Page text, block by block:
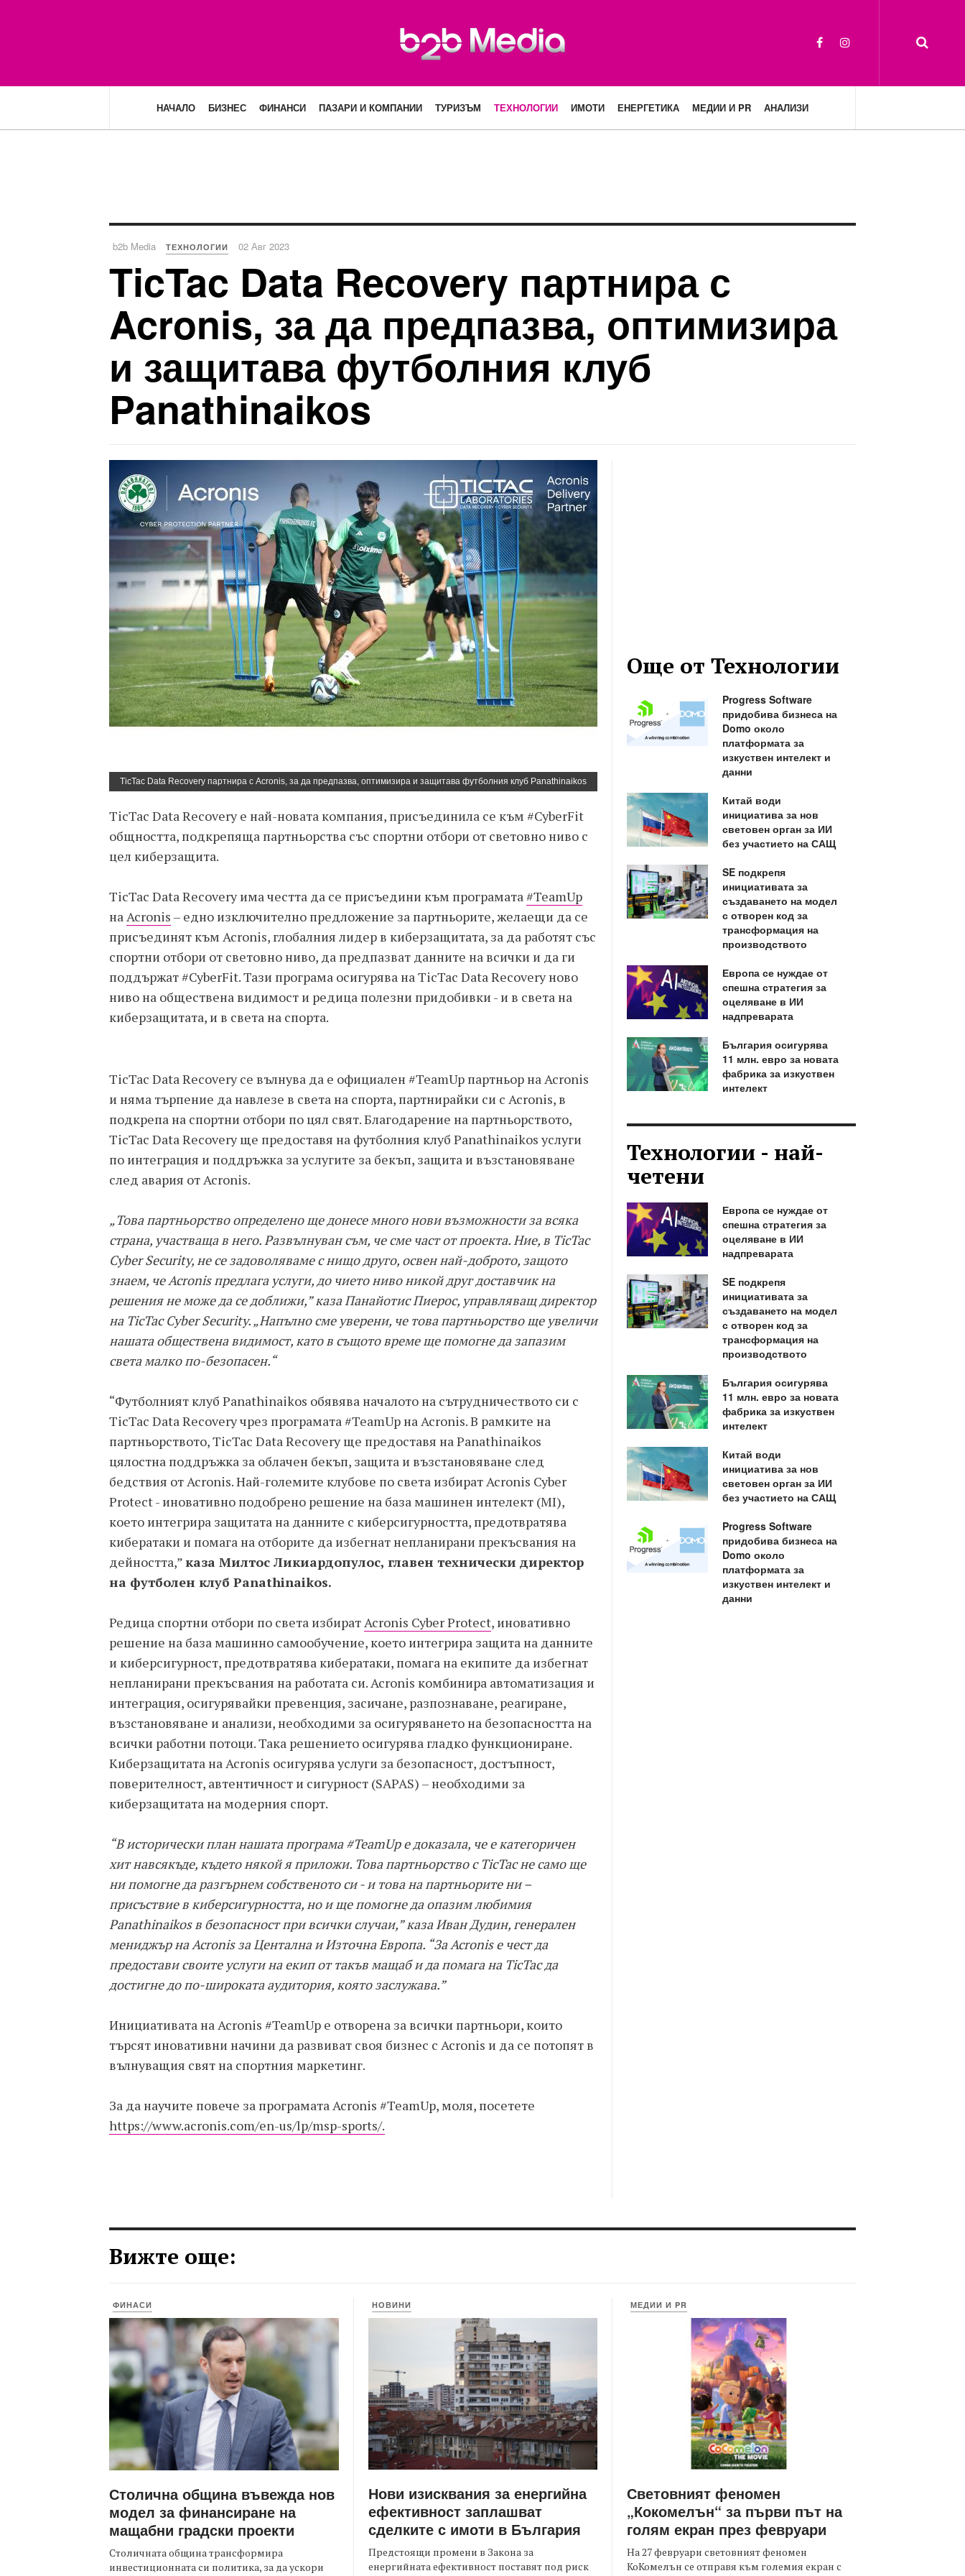
НАЧАЛО БИЗНЕС ФИНАНСИ ПАЗАРИ И КОМПАНИИ ТУРИЗЪМ ТЕХНОЛОГИИ ИМОТИ ЕНЕРГЕТИКА МЕДИИ И PR АНАЛИЗИ
b2b Media ТЕХНОЛОГИИ 02 Авг 2023
TicTac Data Recovery партнира с
Acronis, за да предпазва, оптимизира
и защитава футболния клуб
Panathinaikos
TicTac Data Recovery партнира с Acronis, за да предпазва, оптимизира и защитава футболния клуб Panathinaikos
TicTac Data Recovery е най-новата компания, присъединила се към #CyberFit
общността, подкрепяща партньорства със спортни отбори от световно ниво с
цел киберзащита.
TicTac Data Recovery има честта да се присъедини към програмата#TeamUp
наAcronis – едно изключително предложение за партньорите, желаещи да се
присъединят към Acronis, глобалния лидер в киберзащитата, за да работят със
спортни отбори от световно ниво, да предпазват данните на всички и да ги
поддържат #CyberFit. Тази програма осигурява на TicTac Data Recovery ново
ниво на обществена видимост и редица полезни придобивки - и в света на
киберзащитата, и в света на спорта.
TicTac Data Recovery се вълнува да е официален #TeamUp партньор на Acronis
и няма търпение да навлезе в света на спорта, партнирайки си с Acronis, в
подкрепа на спортни отбори по цял свят. Благодарение на партньорството,
TicTac Data Recovery ще предоставя на футболния клуб Panathinaikos услуги
по интеграция и поддръжка за услугите за бекъп, защита и възстановяване
след авария от Acronis.
„Това партньорство определено ще донесе много нови възможности за всяка
страна, участваща в него. Развълнуван съм, че сме част от проекта. Ние, в TicTac
Cyber Security, не се задоволяваме с нищо друго, освен най-доброто, защото
знаем, че Acronis предлага услуги, до чието ниво никой друг доставчик на
решения не може да се доближи,” каза Панайотис Пиерос, управляващ директор
на TicTac Cyber Security. „Напълно сме уверени, че това партньорство ще увеличи
нашата обществена видимост, като в същото време ще помогне да запазим
света малко по-безопасен.“
“Футболният клуб Panathinaikos обявява началото на сътрудничеството си с
TicTac Data Recovery чрез програмата #TeamUp на Acronis. В рамките на
партньорството, TicTac Data Recovery ще предоставя на Panathinaikos
цялостна поддръжка за облачен бекъп, защита и възстановяване след
бедствия от Acronis. Най-големите клубове по света избират Acronis Cyber
Protect - иновативно подобрено решение на база машинен интелект (MI),
което интегрира защитата на данните с киберсигурността, предотвратява
кибератаки и помага на отборите да избегнат непланирани прекъсвания на
дейността,”каза Милтос Ликиардопулос, главен технически директор
на футболен клуб Panathinaikos.
Редица спортни отбори по света избиратAcronis Cyber Protect, иновативно
решение на база машинно самообучение, което интегрира защита на данните
и киберсигурност, предотвратява кибератаки, помага на екипите да избегнат
непланирани прекъсвания на работата си. Acronis комбинира автоматизация и
интеграция, осигурявайки превенция, засичане, разпознаване, реагиране,
възстановяване и анализи, необходими за осигуряването на безопасността на
всички работни потоци. Така решението осигурява гладко функциониране.
Киберзащитата на Acronis осигурява услуги за безопасност, достъпност,
поверителност, автентичност и сигурност (SAPAS) – необходими за
киберзащитата на модерния спорт.
“В исторически план нашата програма #TeamUp е доказала, че е категоричен
хит навсякъде, където някой я приложи. Това партньорство с TicTac не само ще
ни помогне да разгърнем собственото си - и това на партньорите ни –
присъствие в киберсигурността, но и ще помогне да опазим любимия
Panathinaikos в безопасност при всички случаи,” каза Иван Дудин, генерален
мениджър на Acronis за Центална и Източна Европа. “За Acronis е чест да
предостави своите услуги на екип от такъв мащаб и да помага на TicTac да
достигне до по-широката аудитория, която заслужава.”
Инициативата на Acronis #TeamUp е отворена за всички партньори, които
търсят иновативни начини да развиват своя бизнес с Acronis и да се потопят в
вълнуващия свят на спортния маркетинг.
За да научите повече за програмата Acronis #TeamUp, моля, посетете
https://www.acronis.com/en-us/lp/msp-sports/.
Още от Технологии
Progress Software
придобива бизнеса на
Domo около
платформата за
изкуствен интелект и
данни
Китай води
инициатива за нов
световен орган за ИИ
без участието на САЩ
SE подкрепя
инициативата за
създаването на модел
с отворен код за
трансформация на
производството
Европа се нуждае от
спешна стратегия за
оцеляване в ИИ
надпреварата
България осигурява
11 млн. евро за новата
фабрика за изкуствен
интелект
Технологии - най-
четени
Европа се нуждае от
спешна стратегия за
оцеляване в ИИ
надпреварата
SE подкрепя
инициативата за
създаването на модел
с отворен код за
трансформация на
производството
България осигурява
11 млн. евро за новата
фабрика за изкуствен
интелект
Китай води
инициатива за нов
световен орган за ИИ
без участието на САЩ
Progress Software
придобива бизнеса на
Domo около
платформата за
изкуствен интелект и
данни
Вижте още:
ФИНАСИ
Столична община въвежда нов
модел за финансиране на
мащабни градски проекти
Столичната община трансформира
инвестиционната си политика, за да ускори
НОВИНИ
Нови изисквания за енергийна
ефективност заплашват
сделките с имоти в България
Предстоящи промени в Закона за
енергийната ефективност поставят под риск
МЕДИИ И PR
Световният феномен
„Кокомелън“ за първи път на
голям екран през февруари
На 27 февруари световният феномен
КоКомелън се отправя към големия екран с